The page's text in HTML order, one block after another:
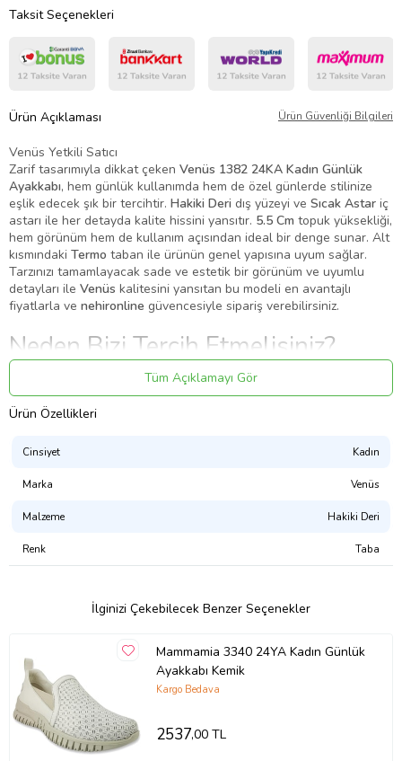
Taksit Seçenekleri
Ürün Açıklaması Ürün Güvenliği Bilgileri
Venüs Yetkili Satıcı
Zarif tasarımıyla dikkat çeken Venüs 1382 24KA Kadın Günlük
Ayakkabı, hem günlük kullanımda hem de özel günlerde stilinize
eşlik edecek şık bir tercihtir. Hakiki Deri dış yüzeyi ve Sıcak Astar iç
astarı ile her detayda kalite hissini yansıtır. 5.5 Cm topuk yüksekliği,
hem görünüm hem de kullanım açısından ideal bir denge sunar. Alt
kısmındaki Termo taban ile ürünün genel yapısına uyum sağlar.
Tarzınızı tamamlayacak sade ve estetik bir görünüm ve uyumlu
detayları ile Venüs kalitesini yansıtan bu modeli en avantajlı
fiyatlarla ve nehironline güvencesiyle sipariş verebilirsiniz.
Neden Bizi Tercih Etmelisiniz?
%100 Orijinal Ürün Garantisi
Tüm ürünlerimiz orijinal olup,Venüsgüvencesiyle sizlere
sunulmaktadır.
Siparişleriniz özenle paketlenir ve en hızlı şekilde adresinize teslim
Dış Yüzey
Üretim Yeri
Ürün Detayı
Günlük
Standart Kalıp
Topuk Yüksekliği 5.5 Cm
Desen Türü
Düz
Mevsim
Sonbahar Kış
Ürün Kodu:kcm23854143
Tüm Açıklamayı Gör
Ürün Özellikleri
Cinsiyet Kadın
Marka Venüs
Malzeme Hakiki Deri
Renk Taba
İlginizi Çekebilecek Benzer Seçenekler
Mammamia 3340 24YA Kadın Günlük
Ayakkabı Kemik
Kargo Bedava
2537,00 TL